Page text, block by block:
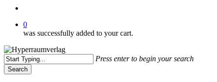
0
was successfully added to your cart.
Press enter to begin your search
Search